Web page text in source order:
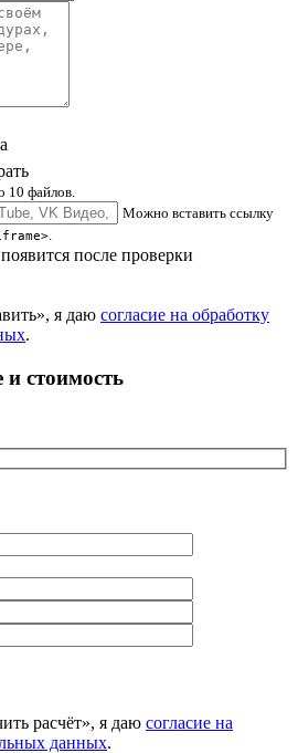
10 файлов.
Можно вставить ссылку
после проверки
я даю согласие на обработку
.
стоимость
расчёт», я даю согласие на
данных.